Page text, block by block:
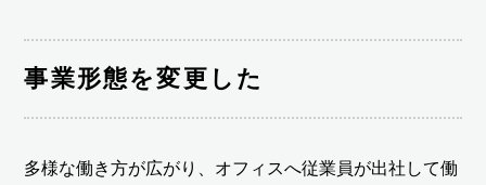
事業形態を変更した
多様な働き方が広がり、オフィスへ従業員が出社して働